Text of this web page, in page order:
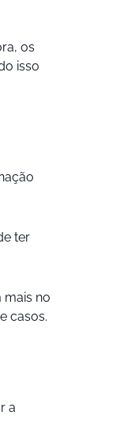
os
isso
ter
mais no
casos.
a